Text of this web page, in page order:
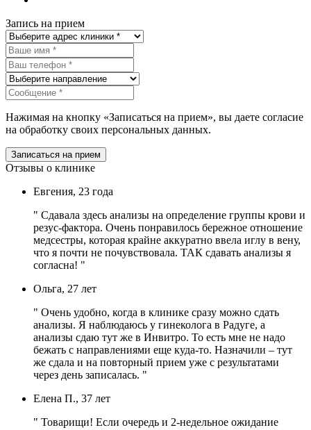
Запись на прием
Нажимая на кнопку «Записаться на прием», вы даете согласие
на обработку своих персональных данных.
Записаться на прием
Отзывы о клинике
Евгения, 23 года
" Сдавала здесь анализы на определение группы крови и
резус-фактора. Очень понравилось бережное отношение
медсестры, которая крайне аккуратно ввела иглу в вену,
что я почти не почувствовала. ТАК сдавать анализы я
согласна! "
Ольга, 27 лет
" Очень удобно, когда в клинике сразу можно сдать
анализы. Я наблюдаюсь у гинеколога в Радуге, а
анализы сдаю тут же в Инвитро. То есть мне не надо
бежать с направлениями еще куда-то. Назначили – тут
же сдала и на повторный прием уже с результатами
через день записалась. "
Елена П., 37 лет
" Товарищи! Если очередь и 2-недельное ожидание